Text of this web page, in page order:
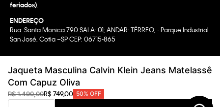
Jaqueta Masculina Calvin Klein Jeans Matelassê
Com Capuz Oliva
R$1.490,00R$749,00 50% OFF
feriados)
ENDEREÇO
Rua: Santa Monica 790 SALA: 01; ANDAR: TÉRREO; - Parque Industrial
San José, Cotia –SP CEP: 06715-865
WBR INDUSTRIA E COMERCIO DE VESTUARIO LTDA.
CNPJ 07.296.319/0058-90
CA Transparency In Supply Chain & UK Modern Slavery Statement |